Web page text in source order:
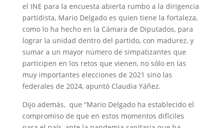
el INE para la encuesta abierta rumbo a la dirigencia
partidista, Mario Delgado es quien tiene la fortaleza,
como lo ha hecho en la Cámara de Diputados, para
lograr la unidad dentro del partido, con madurez, y
sumar a un mayor número de simpatizantes que
participen en los retos que vienen, no sólo en las
muy importantes elecciones de 2021 sino las
federales de 2024, apuntó Claudia Yáñez.
Dijo además, que “Mario Delgado ha establecido el
compromiso de que en estos momentos difíciles